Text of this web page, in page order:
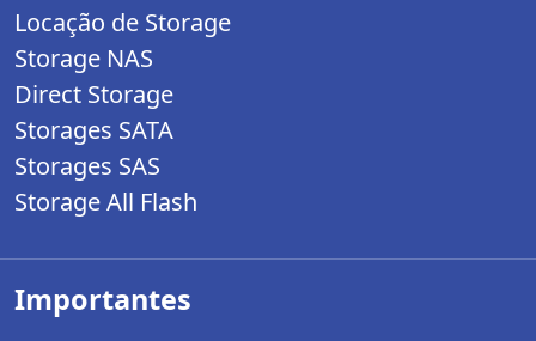
Locação de Storage
Storage NAS
Direct Storage
Storages SATA
Storages SAS
Storage All Flash
Importantes